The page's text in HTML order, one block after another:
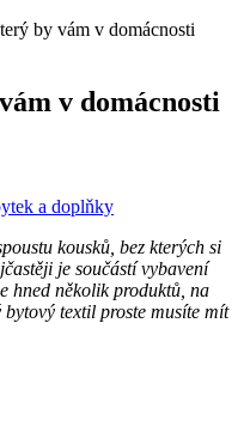
by vám v domácnosti
v domácnosti
a doplňky
kousků, bez kterých si
je součástí vybavení
hned několik produktů, na
bytový textil proste musíte mít